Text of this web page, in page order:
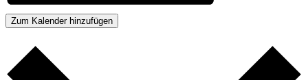
Zum Kalender hinzufügen